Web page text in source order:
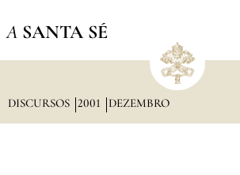
A SANTA SÉ
DISCURSOS 2001 DEZEMBRO